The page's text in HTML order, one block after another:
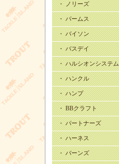
・ ノリーズ
・ パームス
・ バイソン
・ バスデイ
・ ハルシオンシステム
・ ハンクル
・ ハンプ
・ BBクラフト
・ パートナーズ
・ ハーネス
・ バーンズ